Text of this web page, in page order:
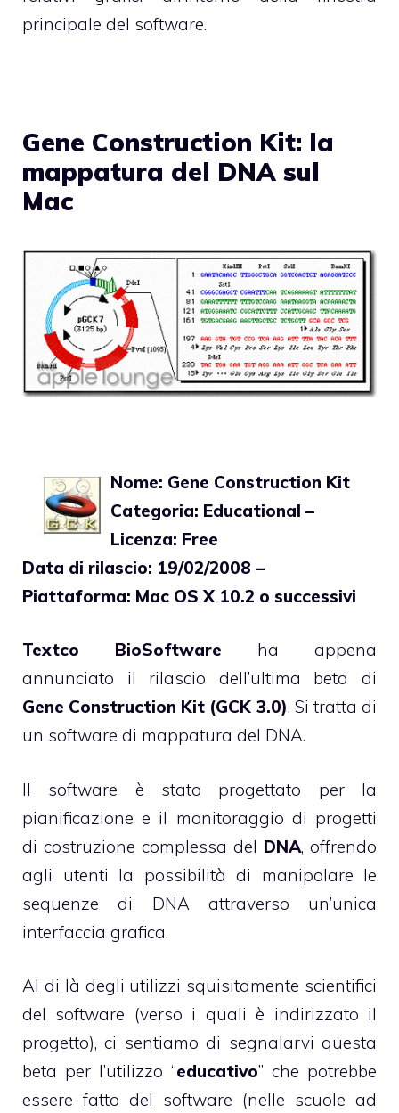
principale del software.
Gene Construction Kit: la
mappatura del DNA sul
Mac
Nome: Gene Construction Kit
Categoria: Educational –
Licenza: Free
Data di rilascio: 19/02/2008 –
Piattaforma: Mac OS X 10.2 o successivi
Textco BioSoftware ha appena
annunciato il rilascio dell’ultima beta di
Gene Construction Kit (GCK 3.0). Si tratta di
un software di mappatura del DNA.
Il software è stato progettato per la
pianificazione e il monitoraggio di progetti
di costruzione complessa del DNA, offrendo
agli utenti la possibilità di manipolare le
sequenze di DNA attraverso un’unica
interfaccia grafica.
Al di là degli utilizzi squisitamente scientifici
del software (verso i quali è indirizzato il
progetto), ci sentiamo di segnalarvi questa
beta per l’utilizzo “educativo” che potrebbe
essere fatto del software (nelle scuole ad